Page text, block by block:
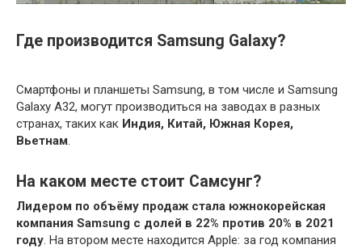
Где производится Samsung Galaxy?
Смартфоны и планшеты Samsung, в том числе и Samsung
Galaxy A32, могут производиться на заводах в разных
странах, таких как Индия, Китай, Южная Корея,
Вьетнам.
На каком месте стоит Самсунг?
Лидером по объёму продаж стала южнокорейская
компания Samsung с долей в 22% против 20% в 2021
году. На втором месте находится Apple: за год компания